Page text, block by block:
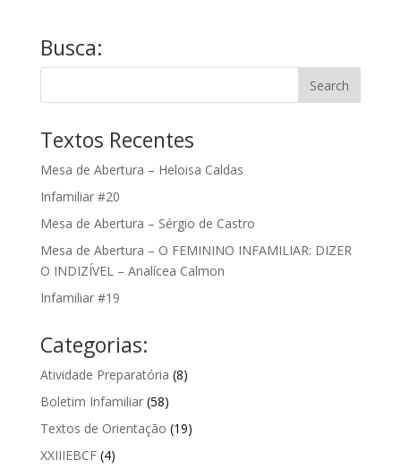
Busca:
Textos Recentes
Mesa de Abertura – Heloisa Caldas
Infamiliar #20
Mesa de Abertura – Sérgio de Castro
Mesa de Abertura – O FEMININO INFAMILIAR: DIZER
O INDIZÍVEL – Analícea Calmon
Infamiliar #19
Categorias:
Atividade Preparatória (8)
Boletim Infamiliar(58)
Textos de Orientação (19)
XXIIIEBCF(4)